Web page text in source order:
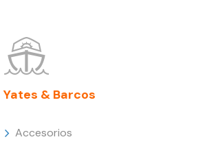
Yates & Barcos
Accesorios